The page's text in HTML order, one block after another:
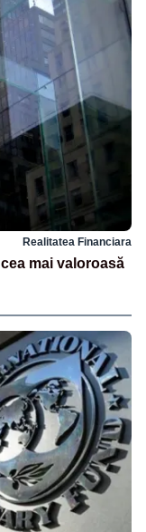
Realitatea Financiara
mai valoroasă